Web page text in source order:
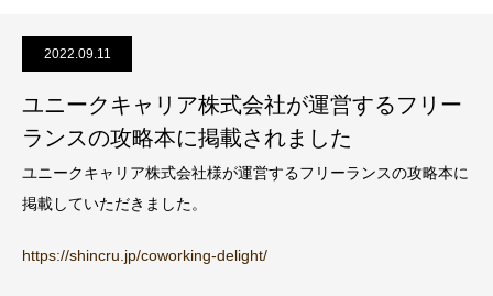
2022.09.11
ユニークキャリア株式会社が運営するフリー
ランスの攻略本に掲載されました
ユニークキャリア株式会社様が運営するフリーランスの攻略本に
掲載していただきました。
https://shincru.jp/coworking-delight/